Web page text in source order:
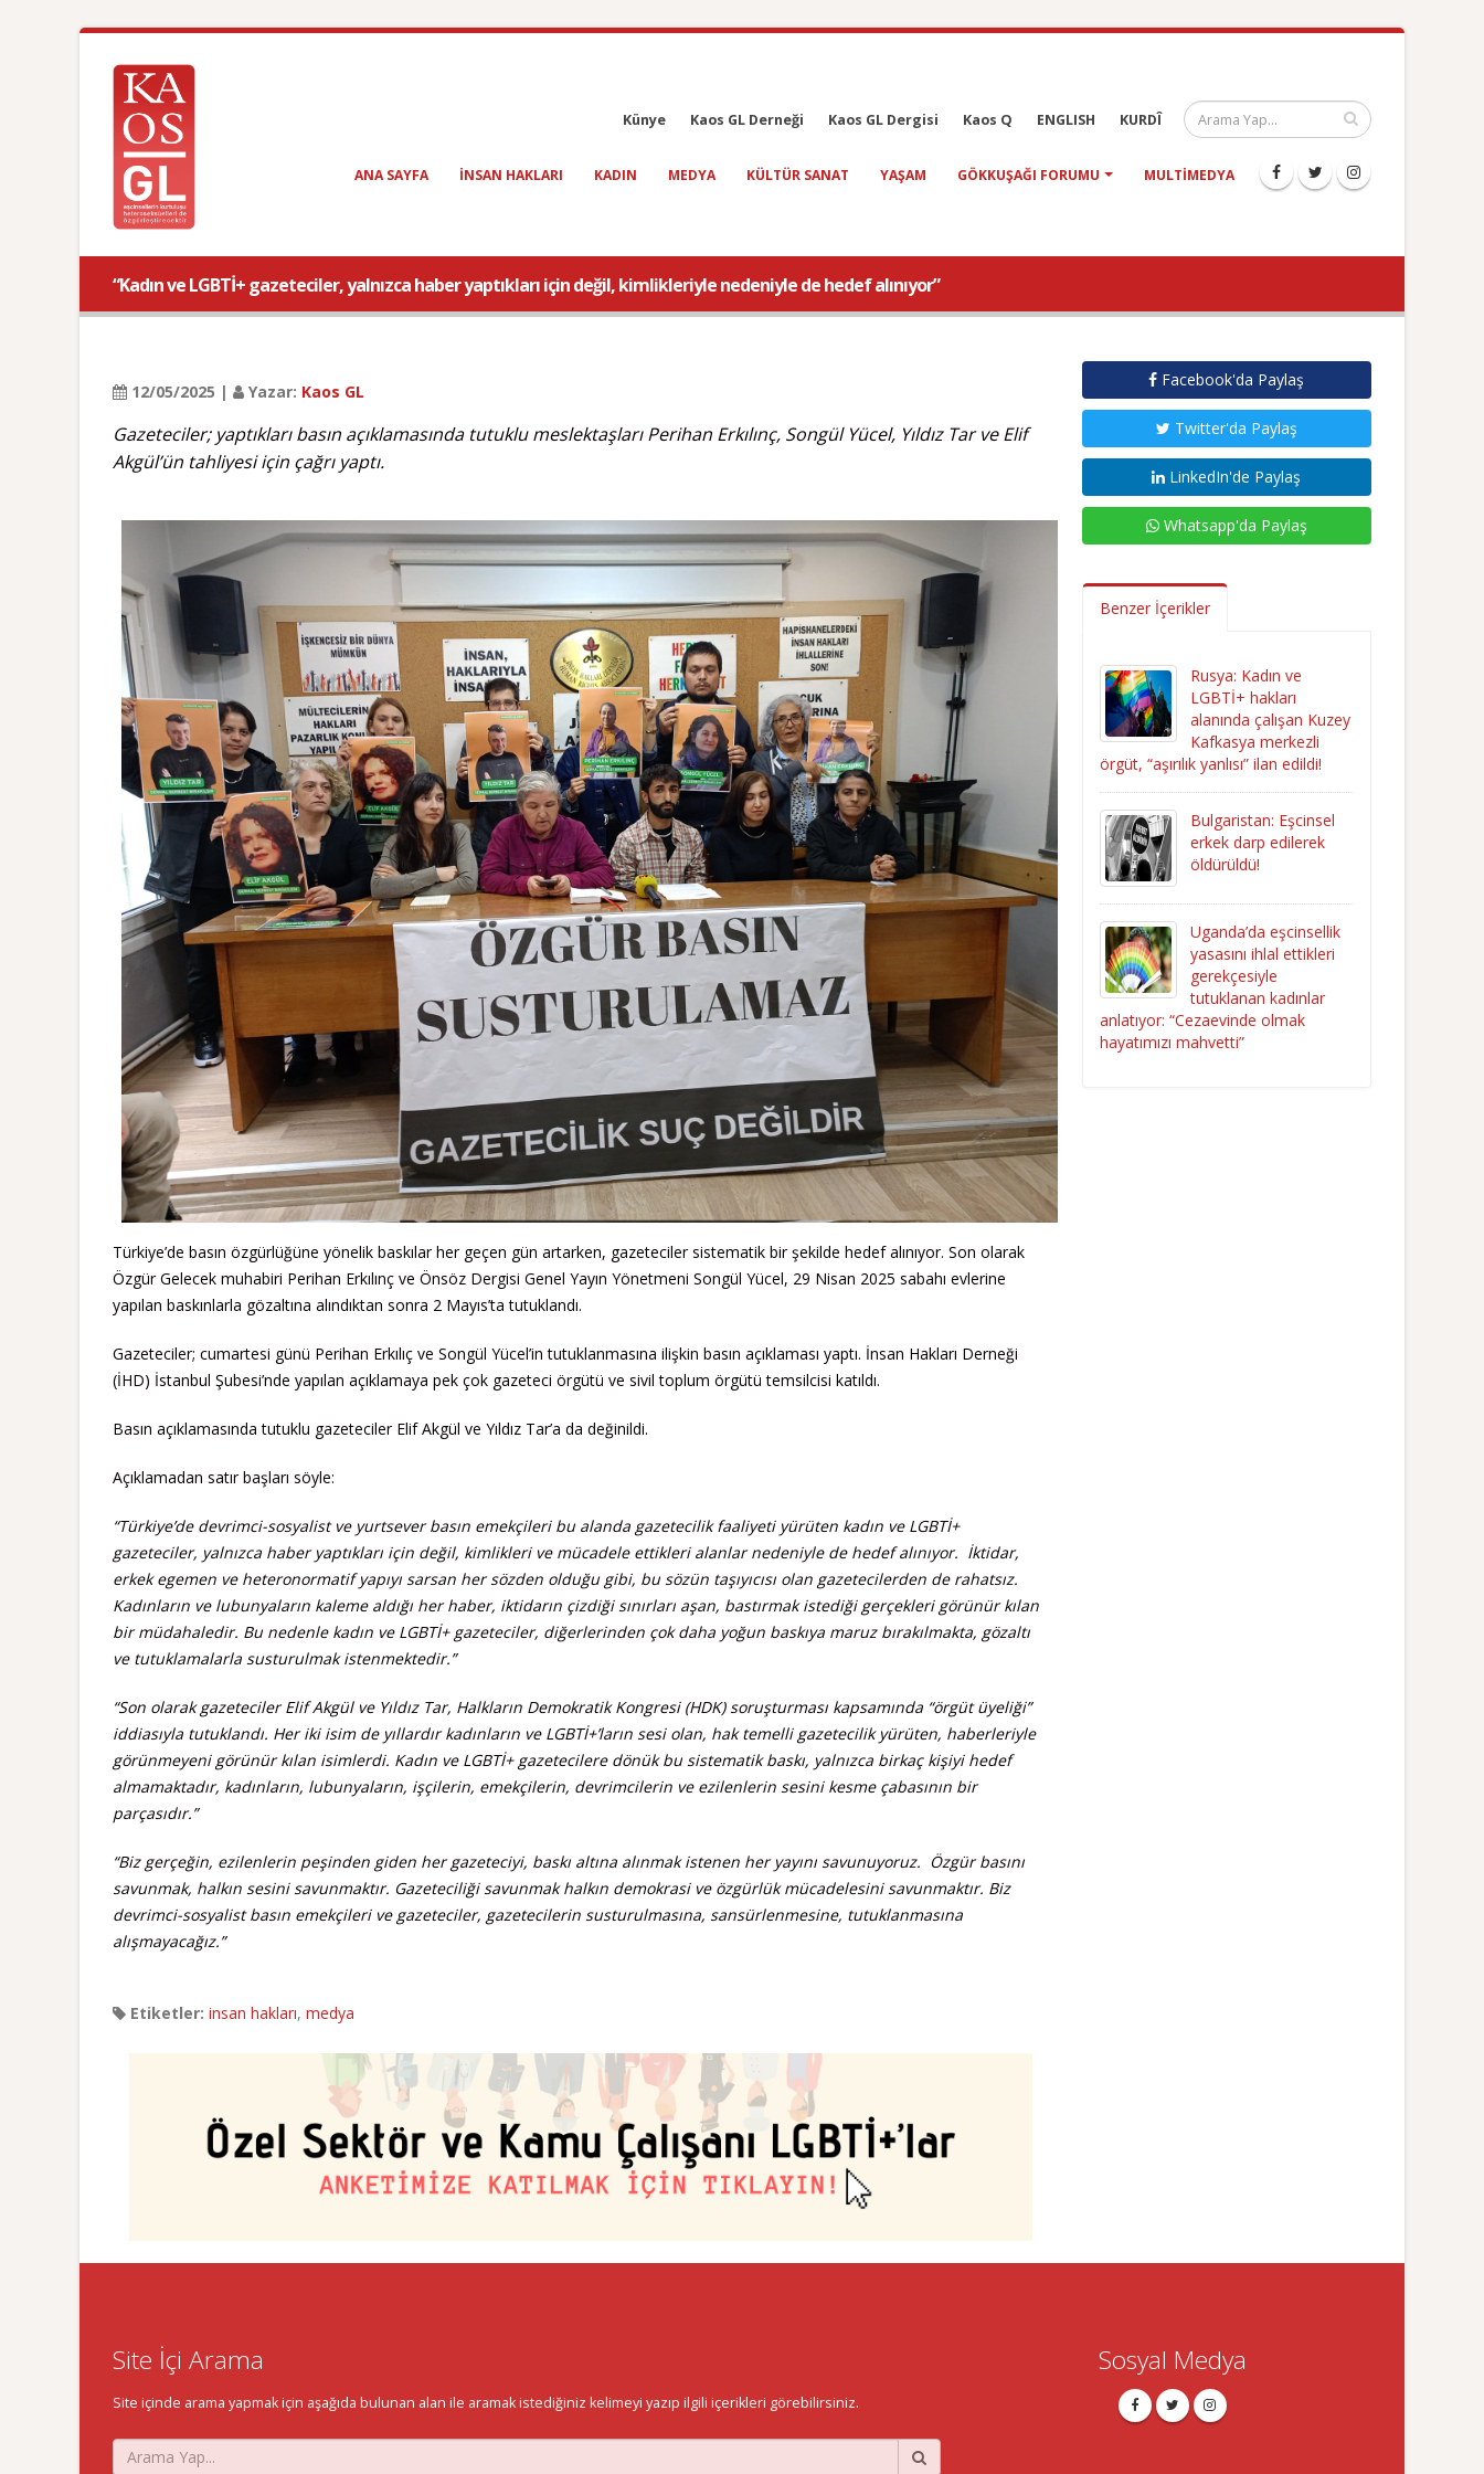
Künye Kaos GL Derneği Kaos GL Dergisi Kaos Q ENGLISH KURDÎ
ANA SAYFA INSAN HAKLARI KADIN MEDYA KÜLTÜR SANAT YAŞAM GÖKKUŞAĞI FORUMU MULTIMEDYA
“Kadın ve LGBTİ+ gazeteciler, yalnızca haber yaptıkları için değil, kimlikleriyle nedeniyle de hedef alınıyor”
12/05/2025 | Yazar: Kaos GL
Gazeteciler; yaptıkları basın açıklamasında tutuklu meslektaşları Perihan Erkılınç, Songül Yücel, Yıldız Tar ve Elif
Akgül’ün tahliyesi için çağrı yaptı.
Türkiye’de basın özgürlüğüne yönelik baskılar her geçen gün artarken, gazeteciler sistematik bir şekilde hedef alınıyor. Son olarak
Özgür Gelecek muhabiri Perihan Erkılınç ve Önsöz Dergisi Genel Yayın Yönetmeni Songül Yücel, 29 Nisan 2025 sabahı evlerine
yapılan baskınlarla gözaltına alındıktan sonra 2 Mayıs’ta tutuklandı.
Gazeteciler; cumartesi günü Perihan Erkılıç ve Songül Yücel’in tutuklanmasına ilişkin basın açıklaması yaptı. İnsan Hakları Derneği
(İHD) İstanbul Şubesi’nde yapılan açıklamaya pek çok gazeteci örgütü ve sivil toplum örgütü temsilcisi katıldı.
Basın açıklamasında tutuklu gazeteciler Elif Akgül ve Yıldız Tar’a da değinildi.
Açıklamadan satır başları söyle:
“Türkiye’de devrimci-sosyalist ve yurtsever basın emekçileri bu alanda gazetecilik faaliyeti yürüten kadın ve LGBTİ+
gazeteciler, yalnızca haber yaptıkları için değil, kimlikleri ve mücadele ettikleri alanlar nedeniyle de hedef alınıyor. İktidar,
erkek egemen ve heteronormatif yapıyı sarsan her sözden olduğu gibi, bu sözün taşıyıcısı olan gazetecilerden de rahatsız.
Kadınların ve lubunyaların kaleme aldığı her haber, iktidarın çizdiği sınırları aşan, bastırmak istediği gerçekleri görünür kılan
bir müdahaledir. Bu nedenle kadın ve LGBTİ+ gazeteciler, diğerlerinden çok daha yoğun baskıya maruz bırakılmakta, gözaltı
ve tutuklamalarla susturulmak istenmektedir.”
“Son olarak gazeteciler Elif Akgül ve Yıldız Tar, Halkların Demokratik Kongresi (HDK) soruşturması kapsamında “örgüt üyeliği”
iddiasıyla tutuklandı. Her iki isim de yıllardır kadınların ve LGBTİ+’ların sesi olan, hak temelli gazetecilik yürüten, haberleriyle
görünmeyeni görünür kılan isimlerdi. Kadın ve LGBTİ+ gazetecilere dönük bu sistematik baskı, yalnızca birkaç kişiyi hedef
almamaktadır, kadınların, lubunyaların, işçilerin, emekçilerin, devrimcilerin ve ezilenlerin sesini kesme çabasının bir
parçasıdır.”
“Biz gerçeğin, ezilenlerin peşinden giden her gazeteciyi, baskı altına alınmak istenen her yayını savunuyoruz. Özgür basını
savunmak, halkın sesini savunmaktır. Gazeteciliği savunmak halkın demokrasi ve özgürlük mücadelesini savunmaktır. Biz
devrimci-sosyalist basın emekçileri ve gazeteciler, gazetecilerin susturulmasına, sansürlenmesine, tutuklanmasına
alışmayacağız.”
Etiketler: insan hakları, medya
Facebook'da Paylaş
Twitter'da Paylaş
LinkedIn'de Paylaş
Whatsapp'da Paylaş
Benzer İçerikler
Rusya: Kadın ve
LGBTİ+ hakları
alanında çalışan Kuzey
Kafkasya merkezli
örgüt, “aşırılık yanlısı” ilan edildi!
Bulgaristan: Eşcinsel
erkek darp edilerek
öldürüldü!
Uganda’da eşcinsellik
yasasını ihlal ettikleri
gerekçesiyle
tutuklanan kadınlar
anlatıyor: “Cezaevinde olmak
hayatımızı mahvetti”
Site İçi Arama
Site içinde arama yapmak için aşağıda bulunan alan ile aramak istediğiniz kelimeyi yazıp ilgili içerikleri görebilirsiniz.
Sosyal Medya